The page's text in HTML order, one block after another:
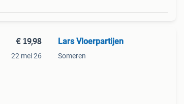
€ 19,98
22 mei 26
Lars Vloerpartijen
Someren